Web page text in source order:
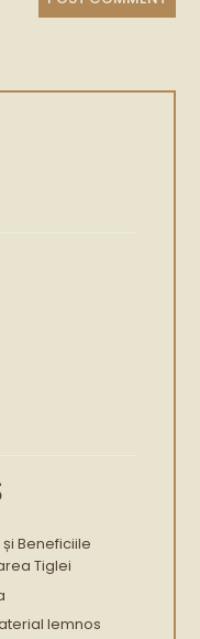
Beneficiile
Tiglei
lemnos